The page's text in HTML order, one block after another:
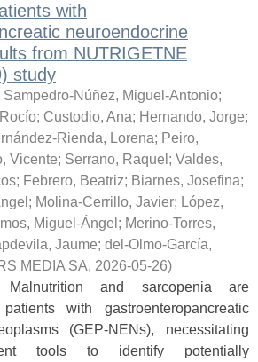
with
neuroendocrine
from NUTRIGETNE
study
Sampedro-Núñez, Miguel-Antonio;
; Custodio, Ana; Hernando, Jorge;
Rienda, Lorena; Peiro,
Vicente; Serrano, Raquel ; Valdes,
; Febrero, Beatriz; Biarnes, Josefina;
; Molina-Cerrillo, Javier; López,
Miguel-Ángel ; Merino-Torres,
Jaume; del-Olmo-García,
MEDIA SA, 2026-05-26)
Malnutrition and sarcopenia are
with gastroenteropancreatic
(GEP-NENs), necessitating
tools to identify potentially